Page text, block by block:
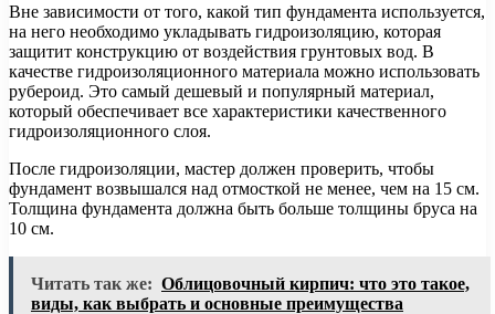
Вне зависимости от того, какой тип фундамента используется,
на него необходимо укладывать гидроизоляцию, которая
защитит конструкцию от воздействия грунтовых вод. В
качестве гидроизоляционного материала можно использовать
рубероид. Это самый дешевый и популярный материал,
который обеспечивает все характеристики качественного
гидроизоляционного слоя.
После гидроизоляции, мастер должен проверить, чтобы
фундамент возвышался над отмосткой не менее, чем на 15 см.
Толщина фундамента должна быть больше толщины бруса на
10 см.
Читать так же: Облицовочный кирпич: что это такое,
виды, как выбрать и основные преимущества